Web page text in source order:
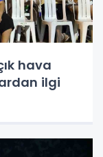
hava
ilgi